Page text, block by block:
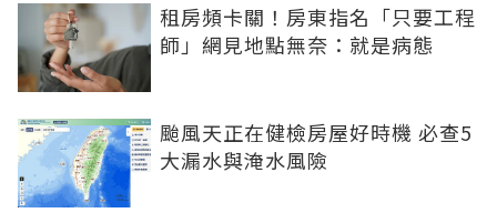
租房頻卡關！房東指名「只要工程
師」網見地點無奈：就是病態
颱風天正在健檢房屋好時機 必查5
大漏水與淹水風險